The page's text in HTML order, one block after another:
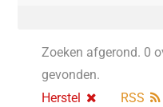
Zoeken afgerond. 0
gevonden.
Herstel
RSS